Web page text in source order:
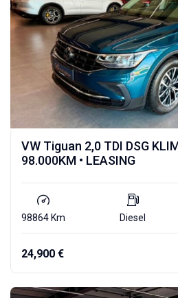
VW Tiguan 2,0 TDI DSG
98.000KM • LEASING
98864 Km Diesel
24,900 €